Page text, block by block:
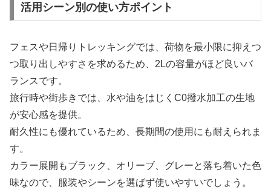
活用シーン別の使い方ポイント
フェスや日帰りトレッキングでは、荷物を最小限に抑えつ
つ取り出しやすさを求めるため、2Lの容量がほど良いバ
ランスです。
旅行時や街歩きでは、水や油をはじくC0撥水加工の生地
が安心感を提供。
耐久性にも優れているため、長期間の使用にも耐えられま
す。
カラー展開もブラック、オリーブ、グレーと落ち着いた色
味なので、服装やシーンを選ばず使いやすいでしょう。